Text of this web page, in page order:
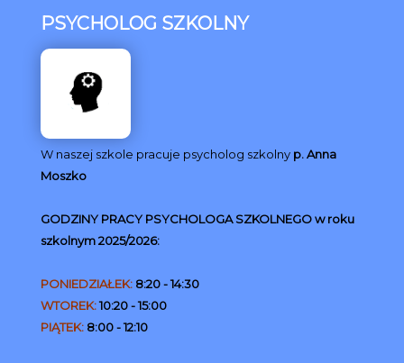
PSYCHOLOG SZKOLNY
W naszej szkole pracuje psycholog szkolny p. Anna
Moszko
GODZINY PRACY PSYCHOLOGA SZKOLNEGO w roku
szkolnym 2025/2026:
PONIEDZIAŁEK: 8:20 - 14:30
WTOREK:10:20 - 15:00
PIĄTEK: 8:00 - 12:10